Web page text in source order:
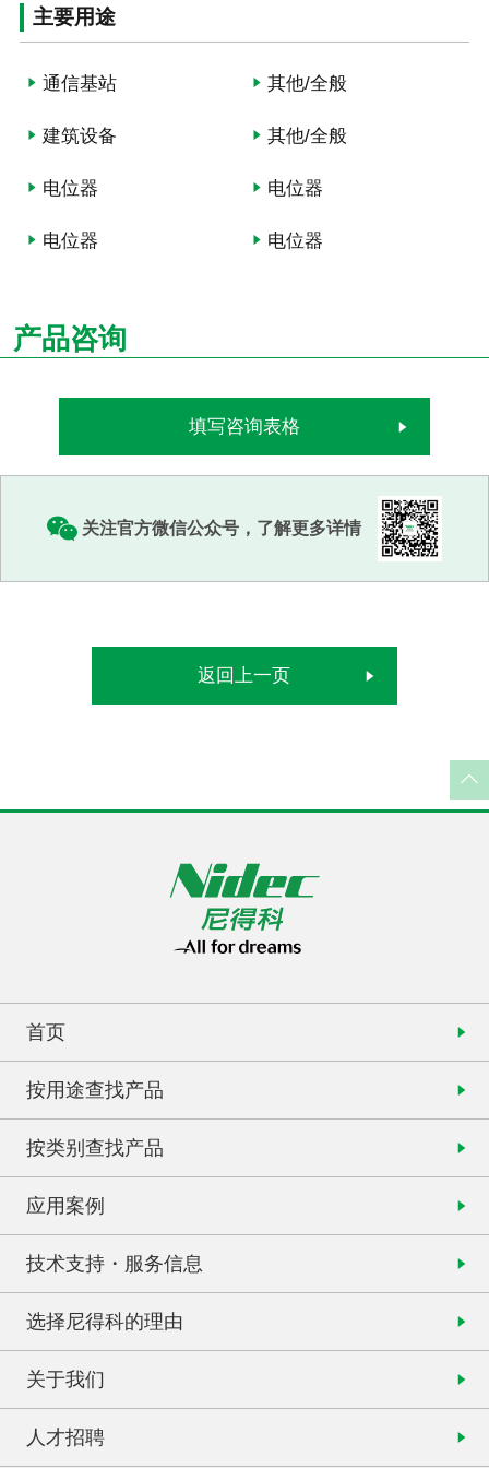
主要用途
通信基站 其他/全般
建筑设备 其他/全般
电位器 电位器
电位器 电位器
产品咨询
填写咨询表格
关注官方微信公众号，了解更多详情
返回上一页
首页
按用途查找产品
按类别查找产品
应用案例
技术支持・服务信息
选择尼得科的理由
关于我们
人才招聘